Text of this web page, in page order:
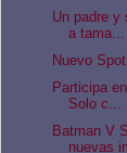
Un padre y
a tama...
Nuevo
Participa
Solo c...
Batman V
nuevas